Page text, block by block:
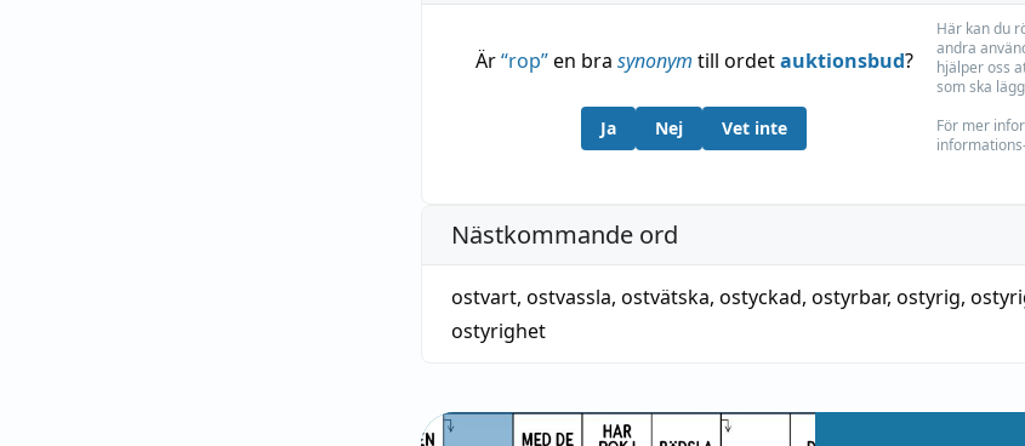
Är“rop”en bra synonym till ordetauktionsbud?
Ja Nej Vet inte
Här kan du
andra
hjälper oss
som ska
För mer
Nästkommande ord
ostvart, ostvassla, ostvätska, ostyckad, ostyrbar, ostyrig,
ostyrighet